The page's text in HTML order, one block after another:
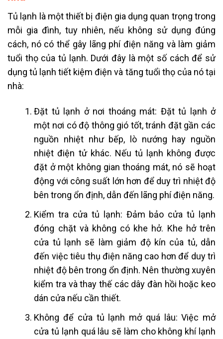
Tủ lạnh là một thiết bị điện gia dụng quan trọng trong
mỗi gia đình, tuy nhiên, nếu không sử dụng đúng
cách, nó có thể gây lãng phí điện năng và làm giảm
tuổi thọ của tủ lạnh. Dưới đây là một số cách để sử
dụng tủ lạnh tiết kiệm điện và tăng tuổi thọ của nó tại
nhà:
Đặt tủ lạnh ở nơi thoáng mát: Đặt tủ lạnh ở
một nơi có độ thông gió tốt, tránh đặt gần các
nguồn nhiệt như bếp, lò nướng hay nguồn
nhiệt điện tử khác. Nếu tủ lạnh không được
đặt ở một không gian thoáng mát, nó sẽ hoạt
động với công suất lớn hơn để duy trì nhiệt độ
bên trong ổn định, dẫn đến lãng phí điện năng.
Kiểm tra cửa tủ lạnh: Đảm bảo cửa tủ lạnh
đóng chặt và không có khe hở. Khe hở trên
cửa tủ lạnh sẽ làm giảm độ kín của tủ, dẫn
đến việc tiêu thụ điện năng cao hơn để duy trì
nhiệt độ bên trong ổn định. Nên thường xuyên
kiểm tra và thay thế các dây đàn hồi hoặc keo
dán cửa nếu cần thiết.
Không để cửa tủ lạnh mở quá lâu: Việc mở
cửa tủ lạnh quá lâu sẽ làm cho không khí lạnh